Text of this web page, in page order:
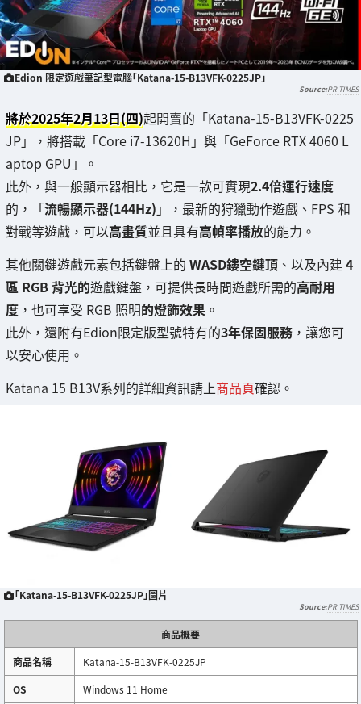
Edion 限定遊戲筆記型電腦「Katana-15-B13VFK-0225JP」
PR TIMES
將於2025年2月13日(四)起開賣的「Katana-15-B13VFK-0225
JP」，將搭載「Core i7-13620H」與「GeForce RTX 4060 L
aptop GPU」。
此外，與一般顯示器相比，它是一款可實現2.4倍運行速度
的，「流暢顯示器(144Hz) 」，最新的狩獵動作遊戲、FPS 和
對戰等遊戲，可以高畫質並且具有高幀率播放的能力。
其他關鍵遊戲元素包括鍵盤上的 WASD鏤空鍵頂 、以及內建 4
區 RGB 背光的遊戲鍵盤，可提供長時間遊戲所需的高耐用
度 ，也可享受 RGB 照明的燈飾效果 。
此外，還附有Edion限定版型號特有的3年保固服務 ，讓您可
以安心使用。
Katana 15 B13V系列的詳細資訊請上商品頁確認。
「Katana-15-B13VFK-0225JP」圖片
PR TIMES
商品概要
商品名稱
Katana-15-B13VFK-0225JP
OS
Windows 11 Home